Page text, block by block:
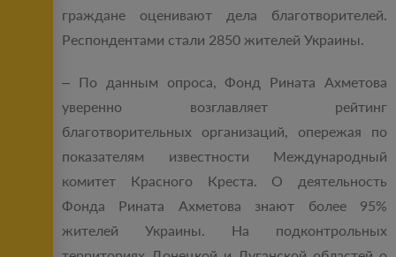
граждане оценивают дела благотворителей.
Респондентами стали 2850 жителей Украины.
– По данным опроса, Фонд Рината Ахметова
уверенно возглавляет рейтинг
благотворительных организаций, опережая по
показателям известности Международный
комитет Красного Креста. О деятельность
Фонда Рината Ахметова знают более 95%
жителей Украины. На подконтрольных